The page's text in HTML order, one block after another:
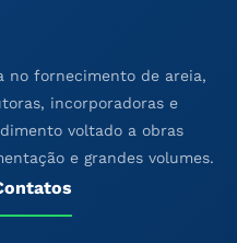
no fornecimento de areia,
incorporadoras e
voltado a obras
e grandes volumes.